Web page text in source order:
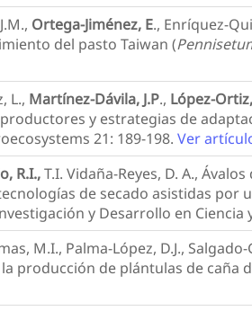
Ortega-Jiménez, E., Enríquez-
del pasto Taiwan (
L., Martínez-Dávila, J.P., López-
y estrategias de
21: 189-198.Ver
R.I.,T.I. Vidaña-Reyes, D. A.,
de secado asistidas por
y Desarrollo en
M.I., Palma-López, D.J., Salgado-
producción de plántulas de caña